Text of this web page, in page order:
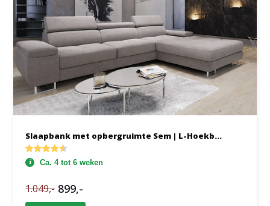
Slaapbank met opbergruimte Sem | L-Hoekb...
Ca. 4 tot 6 weken
1.049,- 899,-